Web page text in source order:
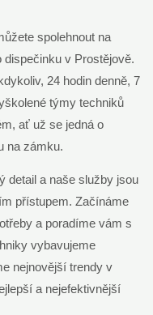
spolehnout na
v Prostějově.
24 hodin denně, 7
týmy techniků
ať už se jedná o
na zámku.
detail a naše služby jsou
přístupem. Začínáme
a poradíme vám s
vybavujeme
nejnovější trendy v
a nejefektivnější